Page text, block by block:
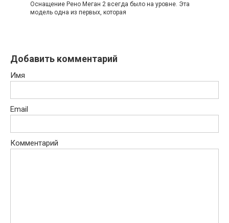
Оснащение Рено Меган 2 всегда было на уровне. Эта
модель одна из первых, которая
Добавить комментарий
Имя
Email
Комментарий